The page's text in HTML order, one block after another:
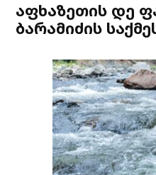
აფხაზეთის დე
ბარამიძის